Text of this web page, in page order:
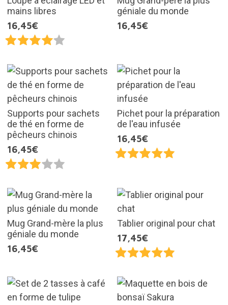
mains libres
16,45€
géniale du monde
16,45€
Supports pour sachets
de thé en forme de
pêcheurs chinois
16,45€
Pichet pour la préparation
de l'eau infusée
16,45€
Mug Grand-mère la plus
géniale du monde
16,45€
Tablier original pour chat
17,45€